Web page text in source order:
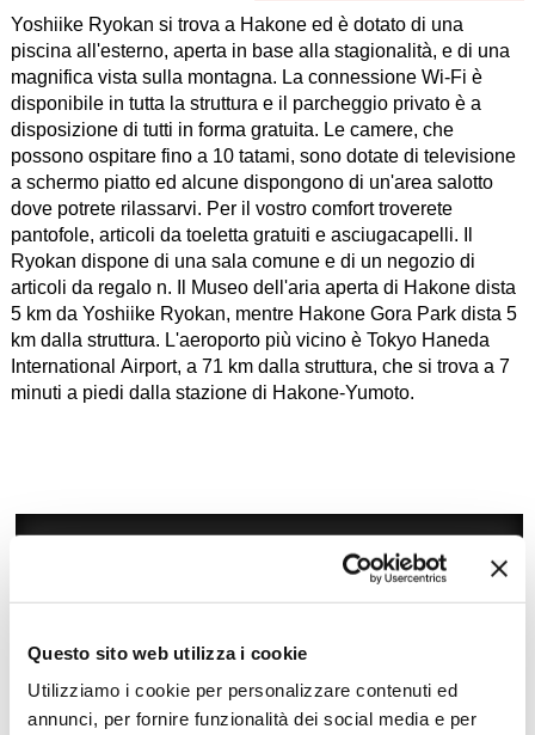
Questo sito web utilizza i cookie
Utilizziamo i cookie per personalizzare contenuti ed
annunci, per fornire funzionalità dei social media e per
Yoshiike Ryokan si trova a Hakone ed è dotato di una
piscina all'esterno, aperta in base alla stagionalità, e di una
magnifica vista sulla montagna. La connessione Wi-Fi è
disponibile in tutta la struttura e il parcheggio privato è a
disposizione di tutti in forma gratuita. Le camere, che
possono ospitare fino a 10 tatami, sono dotate di televisione
a schermo piatto ed alcune dispongono di un'area salotto
dove potrete rilassarvi. Per il vostro comfort troverete
pantofole, articoli da toeletta gratuiti e asciugacapelli. Il
Ryokan dispone di una sala comune e di un negozio di
articoli da regalo n. Il Museo dell'aria aperta di Hakone dista
5 km da Yoshiike Ryokan, mentre Hakone Gora Park dista 5
km dalla struttura. L'aeroporto più vicino è Tokyo Haneda
International Airport, a 71 km dalla struttura, che si trova a 7
minuti a piedi dalla stazione di Hakone-Yumoto.